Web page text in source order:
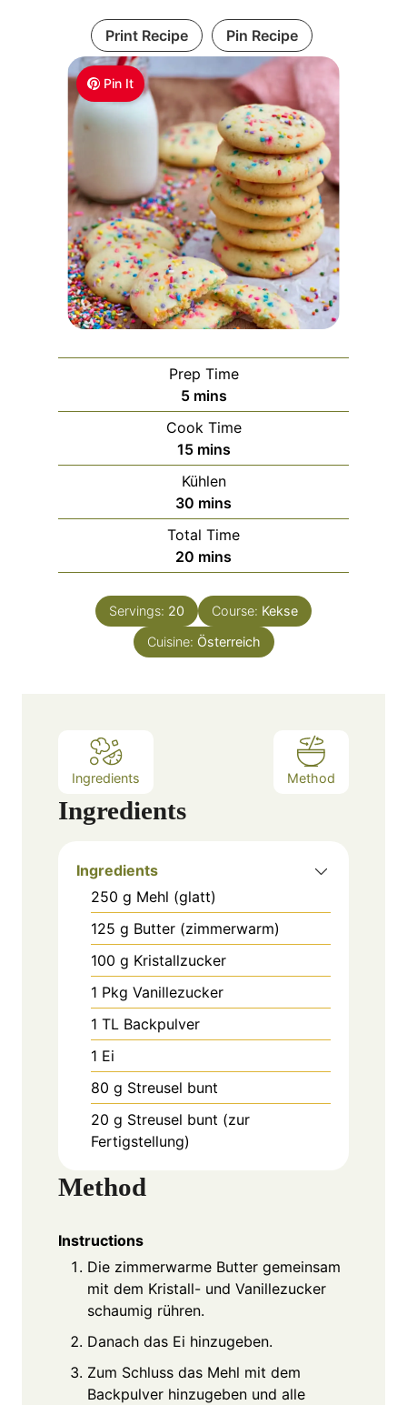
Pin It
Print Recipe Pin Recipe
Prep Time
5m
i
n
u
t
e
s
mins
Cook Time
15m
i
n
u
t
e
s
mins
Kühlen
30 m
i
n
u
e
s
mins
Total Time
20 m
i
n
u
t
mins
Servings: 20 Course: Kekse
Cuisine: Österreich
Ingredients Method
Ingredients
Ingredients
250 g Mehl (glatt)
125 g Butter (zimmerwarm)
100 g Kristallzucker
1 Pkg Vanillezucker
1 TL Backpulver
1 Ei
80 g Streusel bunt
20 g Streusel bunt (zur
Fertigstellung)
Method
Instructions
Die zimmerwarme Butter gemeinsam
mit dem Kristall- und Vanillezucker
schaumig rühren.
Danach das Ei hinzugeben.
Zum Schluss das Mehl mit dem
Backpulver hinzugeben und alle